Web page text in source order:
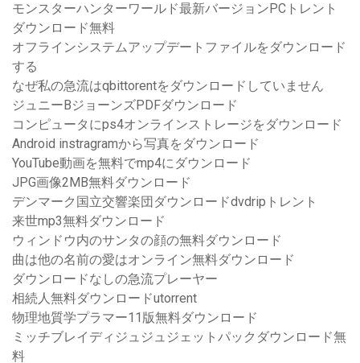
モンスターハンターワールド最新バージョンPCトレント
ダウンロード無料
オフラインシステムアップデートファイルをダウンロード
する
なぜ私の急流はqbittorentをダウンロードしていません
ジュニーBジョーンズPDFダウンロード
コンピュータにps4オンラインストレージをダウンロード
Android instragramから写真をダウンロード
YouTube動画を無料でmp4にダウンロード
JPG画像2MB無料ダウンロード
デンマーク国立交響楽団ダウンロードdvdripトレント
来世mp3無料ダウンロード
ウィンドウ内のサンタの顔の無料ダウンロード
曲は他の名前の愛はオンライン無料ダウンロード
ダウンロードなしの急流プレーヤー
相続人無料ダウンロードutorrent
物理地質学プラマー11版無料ダウンロード
ミッチブレイディジュジュジェットパックダウンロード無
料